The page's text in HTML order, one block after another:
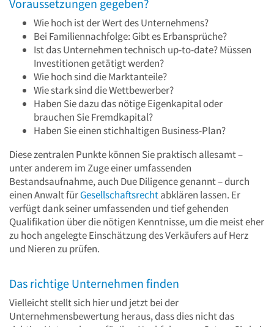
Voraussetzungen gegeben?
Wie hoch ist der Wert des Unternehmens?
Bei Familiennachfolge: Gibt es Erbansprüche?
Ist das Unternehmen technisch up-to-date? Müssen
Investitionen getätigt werden?
Wie hoch sind die Marktanteile?
Wie stark sind die Wettbewerber?
Haben Sie dazu das nötige Eigenkapital oder
brauchen Sie Fremdkapital?
Haben Sie einen stichhaltigen Business-Plan?
Diese zentralen Punkte können Sie praktisch allesamt –
unter anderem im Zuge einer umfassenden
Bestandsaufnahme, auch Due Diligence genannt – durch
einen Anwalt fürGesellschaftsrechtabklären lassen. Er
verfügt dank seiner umfassenden und tief gehenden
Qualifikation über die nötigen Kenntnisse, um die meist eher
zu hoch angelegte Einschätzung des Verkäufers auf Herz
und Nieren zu prüfen.
Das richtige Unternehmen finden
Vielleicht stellt sich hier und jetzt bei der
Unternehmensbewertung heraus, dass dies nicht das